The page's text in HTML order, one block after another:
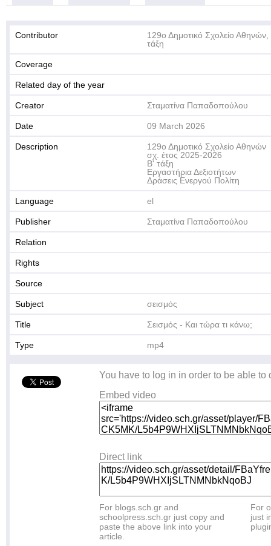
Contributor
129ο Δημοτικό Σχολείο
τάξη
Coverage
Related day of the year
Creator Σταματίνα Παπαδοπούλου
Date 09 March 2026
Description
129ο Δημοτικό Σχολείο Αθηνών
σχ. έτος 2025-2026
Β' τάξη
Εργαστήρια Δεξιοτήτων
Δράσεις Ενεργού Πολίτη
Language el
Publisher Σταματίνα Παπαδοπούλου
Relation
Rights
Source
Subject σεισμός
Title Σεισμός - Και τώρα τι κάνω;
Type mp4
You have to log in in order to be able to
Embed video
Direct link
For blogs.sch.gr and
schoolpress.sch.gr just copy and
paste the above link into your
article.
For
just